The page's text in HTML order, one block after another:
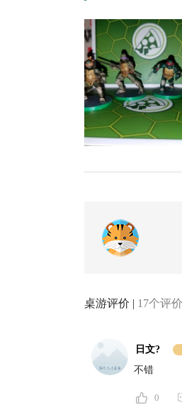
桌游评价 | 17个评价
日文?
不错
0